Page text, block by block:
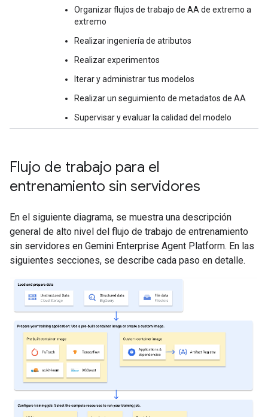
Organizar flujos de trabajo de AA de extremo a
extremo
Realizar ingeniería de atributos
Realizar experimentos
Iterar y administrar tus modelos
Realizar un seguimiento de metadatos de AA
Supervisar y evaluar la calidad del modelo
Flujo de trabajo para el
entrenamiento sin servidores
En el siguiente diagrama, se muestra una descripción
general de alto nivel del flujo de trabajo de entrenamiento
sin servidores en Gemini Enterprise Agent Platform. En las
siguientes secciones, se describe cada paso en detalle.